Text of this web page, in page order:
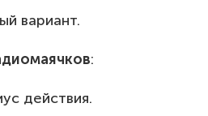
вариант.
:
действия.